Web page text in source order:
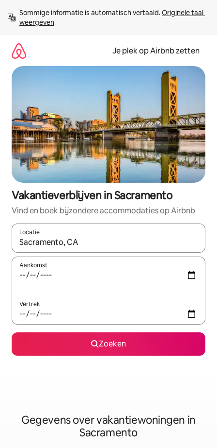
direct
naar
Sommige informatie is automatisch vertaald. Originele taal
weergeven
Je plek op Airbnb zetten
Vakantieverblijven in Sacramento
Vind en boek bijzondere accommodaties op Airbnb
Locatie
Wanneer er resultaten beschikbaar zijn, maak je een keuze
Aankomst
Vertrek
Zoeken
Gegevens over vakantiewoningen in
Sacramento